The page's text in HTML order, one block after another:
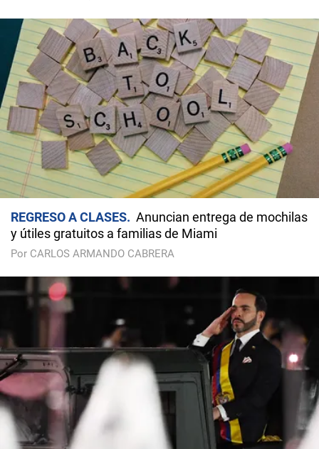
REGRESO A CLASES
Anuncian entrega de mochilas
y útiles gratuitos a familias de Miami
Por CARLOS ARMANDO CABRERA